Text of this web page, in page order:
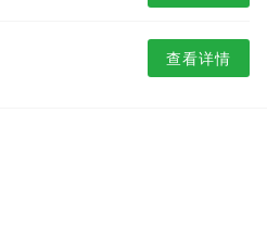
查看详情